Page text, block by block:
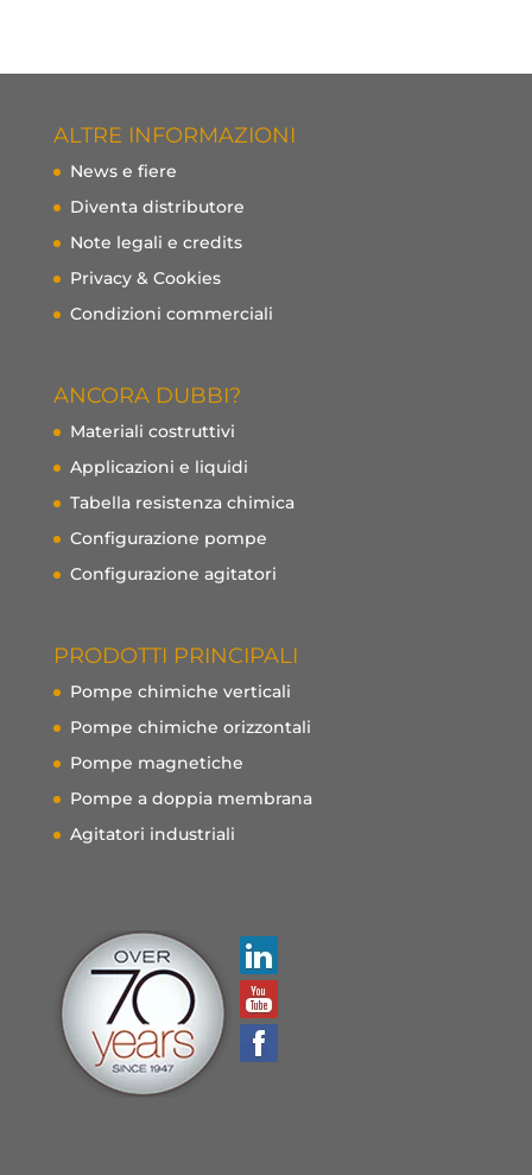
ALTRE INFORMAZIONI
News e fiere
Diventa distributore
Note legali e credits
Privacy & Cookies
Condizioni commerciali
ANCORA DUBBI?
Materiali costruttivi
Applicazioni e liquidi
Tabella resistenza chimica
Configurazione pompe
Configurazione agitatori
PRODOTTI PRINCIPALI
Pompe chimiche verticali
Pompe chimiche orizzontali
Pompe magnetiche
Pompe a doppia membrana
Agitatori industriali